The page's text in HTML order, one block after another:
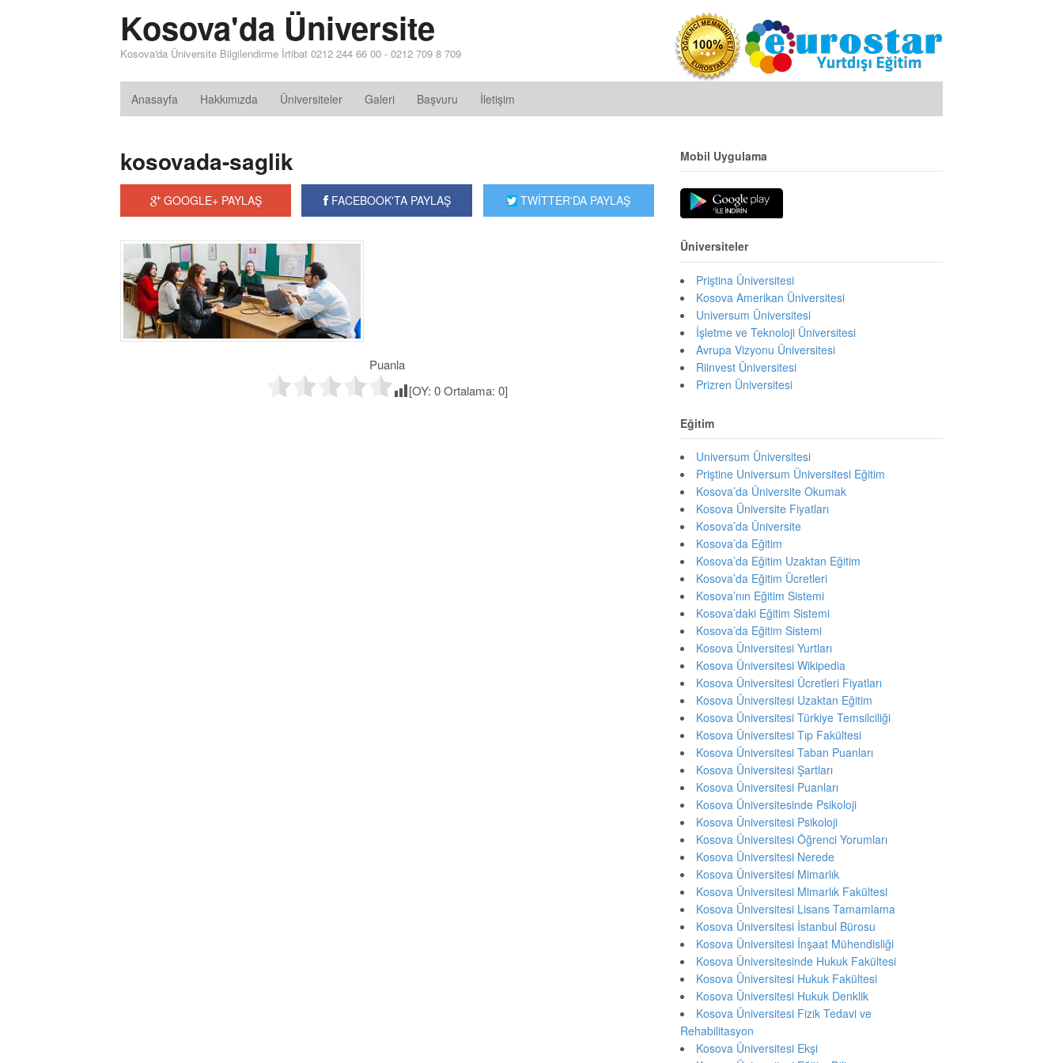
Kosova'da Üniversite
Kosova'da Üniversite Bilgilendirme İrtibat 0212 244 66 00 - 0212 709 8 709
Anasayfa Hakkımızda Üniversiteler Galeri Başvuru İletişim
kosovada-saglik
GOOGLE+ PAYLAŞ FACEBOOK'TA PAYLAŞ TWİTTER'DA PAYLAŞ
Puanla
[OY: 0Ortalama: 0]
Mobil Uygulama
Üniversiteler
Priştina Üniversitesi
Kosova Amerikan Üniversitesi
Universum Üniversitesi
İşletme ve Teknoloji Üniversitesi
Avrupa Vizyonu Üniversitesi
Riinvest Üniversitesi
Prizren Üniversitesi
Eğitim
Universum Üniversitesi
Priştine Universum Üniversitesi Eğitim
Kosova’da Üniversite Okumak
Kosova Üniversite Fiyatları
Kosova’da Üniversite
Kosova’da Eğitim
Kosova’da Eğitim Uzaktan Eğitim
Kosova’da Eğitim Ücretleri
Kosova’nın Eğitim Sistemi
Kosova’daki Eğitim Sistemi
Kosova’da Eğitim Sistemi
Kosova Üniversitesi Yurtları
Kosova Üniversitesi Wikipedia
Kosova Üniversitesi Ücretleri Fiyatları
Kosova Üniversitesi Uzaktan Eğitim
Kosova Üniversitesi Türkiye Temsilciliği
Kosova Üniversitesi Tıp Fakültesi
Kosova Üniversitesi Taban Puanları
Kosova Üniversitesi Şartları
Kosova Üniversitesi Puanları
Kosova Üniversitesinde Psikoloji
Kosova Üniversitesi Psikoloji
Kosova Üniversitesi Öğrenci Yorumları
Kosova Üniversitesi Nerede
Kosova Üniversitesi Mimarlık
Kosova Üniversitesi Mimarlık Fakültesi
Kosova Üniversitesi Lisans Tamamlama
Kosova Üniversitesi İstanbul Bürosu
Kosova Üniversitesi İnşaat Mühendisliği
Kosova Üniversitesinde Hukuk Fakültesi
Kosova Üniversitesi Hukuk Fakültesi
Kosova Üniversitesi Hukuk Denklik
Kosova Üniversitesi Fizik Tedavi ve
Rehabilitasyon
Kosova Üniversitesi Ekşi